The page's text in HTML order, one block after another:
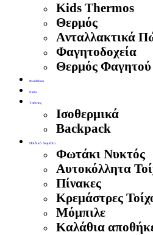
Kids Thermos
Θερμός
Aνταλλακτικά
Φαγητοδοχεία
Θερμός Φαγητού
Pandaboo
Estia
Τσάντες
Ισοθερμικά
Backpack
Παιδικό Δωμάτιο
Φωτάκι Νυκτός
Αυτοκόλλητα
Πίνακες
Κρεμάστρες
Μόμπιλε
Καλάθια